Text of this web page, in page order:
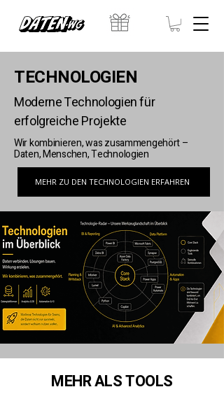
TECHNOLOGIEN
Moderne Technologien für
erfolgreiche Projekte
Wir kombinieren, was zusammengehört –
Daten, Menschen, Technologien
MEHR ZU DEN TECHNOLOGIEN ERFAHREN
MEHR ALS TOOLS